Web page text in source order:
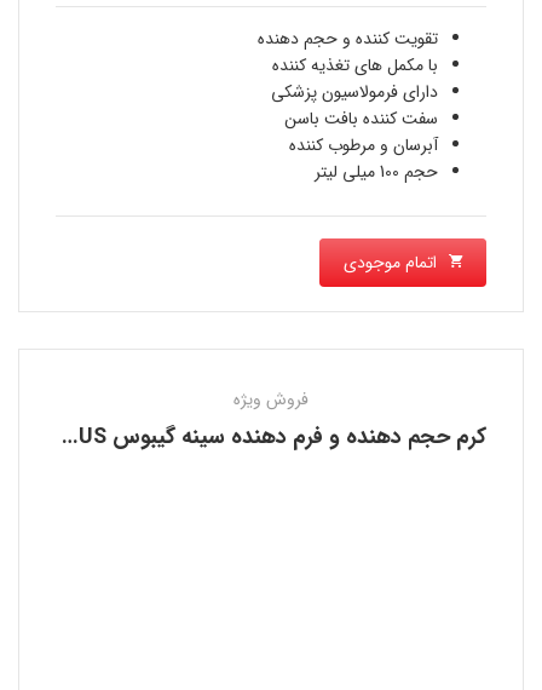
تقویت کننده و حجم دهنده
با مکمل های تغذیه کننده
دارای فرمولاسیون پزشکی
سفت کننده بافت باسن
آبرسان و مرطوب کننده
حجم 100 میلی لیتر
اتمام موجودی
فروش ویژه
کرم حجم دهنده و فرم دهنده سینه گیبوس GIBBOUS